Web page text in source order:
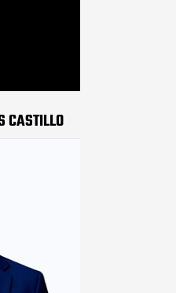
CASTILLO